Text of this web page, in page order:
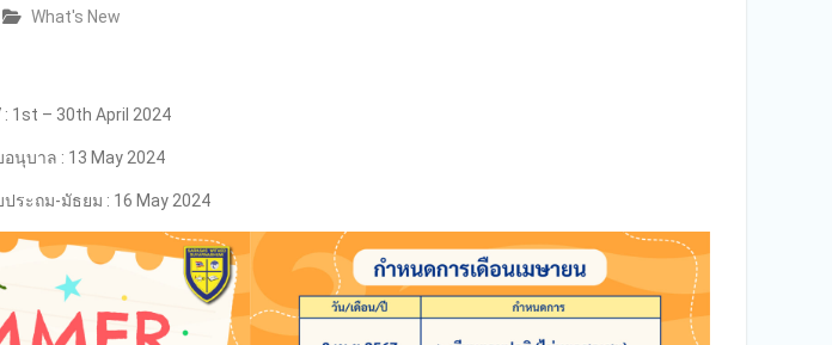
What's New
1st – 30th April 2024
นุบาล : 13 May 2024
ระถม-มัธยม : 16 May 2024